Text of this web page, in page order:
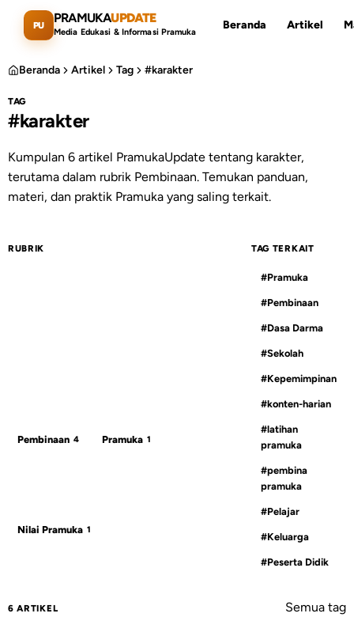
Lewati ke konten utama
PU PRAMUKAUPDATE
Media Edukasi & Informasi Pramuka
Beranda Artikel
Cari artikel
Beranda Artikel Tag #karakter
TAG
#karakter
Kumpulan 6 artikel PramukaUpdate tentang karakter,
terutama dalam rubrik Pembinaan. Temukan panduan,
materi, dan praktik Pramuka yang saling terkait.
RUBRIK
Pembinaan 4 Pramuka 1
Nilai Pramuka 1
TAG TERKAIT
#Pramuka
#Pembinaan
#Dasa Darma
#Sekolah
#Kepemimpinan
#konten-harian
#latihan
pramuka
#pembina
pramuka
#Pelajar
#Keluarga
#Peserta Didik
6 ARTIKEL Semua tag